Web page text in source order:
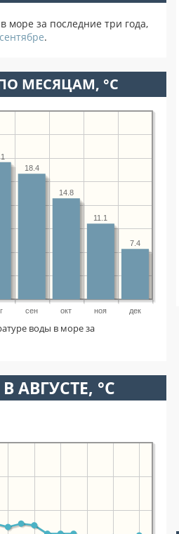
за последние три года,
сентябре.
МЕСЯЦАМ, °C
сен окт ноя дек
7.4
11.1
14.8
18.4
воды в море за
АВГУСТЕ, °C